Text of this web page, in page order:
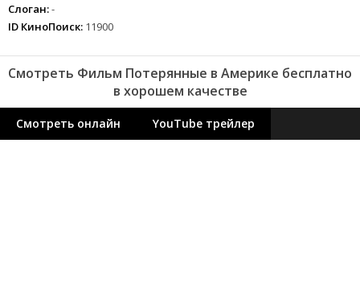
Слоган:-
ID КиноПоиск: 11900
Смотреть Фильм Потерянные в Америке бесплатно
в хорошем качестве
Смотреть онлайн YouTube трейлер